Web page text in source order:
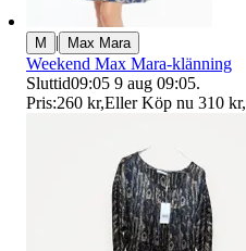
M | Max Mara
Weekend Max Mara-klänning
Sluttid09:05 9 aug 09:05.
Pris:260 kr,Eller Köp nu 310 kr,